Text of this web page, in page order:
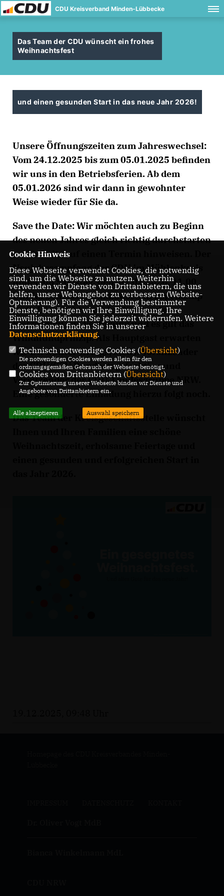
CDU Kreisverband Minden-Lübbecke
Das Team der CDU wünscht ein frohes
Weihnachtsfest
und einen gesunden Start in das neue Jahr 2026!
Unsere Öffnungszeiten zum Jahreswechsel:
Vom 24.12.2025 bis zum 05.01.2025 befinden
wir uns in den Betriebsferien. Ab dem
05.01.2026 sind wir dann in gewohnter
Weise wieder für Sie da.
Save the Date: Wir möchten auch zu Beginn
des neuen Jahres gleich richtig durchstarten
und bereits auf einen Termin hinweisen. Der
Neujahrsempfang der CDU im Mühlenkreis
findet am Samstag, dem 07.02.2026, 11.00
Uhr im Schlosss Benkhausen in Espelkamp
statt. Hier steht uns eine begrenzte
Platzanzahl zur Verfügung und es gilt das
Windhundprinzip. Als Hauptgast erwarten
wir Dr. Günter Krings, stellv. Vorsitzender
der CDU/CSU Bundestagsfraktion und
Vorsitzender der CDU-Landesgruppe NRW.
Eine gesonderte Einladung hierzu folgt noch.
Das Team der Kreisgeschäftsstelle wünscht
Cookie Hinweis
Diese Webseite verwendet Cookies, die notwendig
sind, um die Webseite zu nutzen. Weiterhin
verwenden wir Dienste von Drittanbietern, die uns
helfen, unser Webangebot zu verbessern (Website-
Optmierung). Für die Verwendung bestimmter
Dienste, benötigen wir Ihre Einwilligung. Ihre
Einwilligung können Sie jederzeit widerrufen. Weitere
Informationen finden Sie in unserer
Datenschutzerklärung.
Technisch notwendige Cookies (Übersicht)
Die notwendigen Cookies werden allein für den
ordnungsgemäßen Gebrauch der Webseite benötigt.
Cookies von Drittanbietern (Übersicht)
Zur Optimierung unserer Webseite binden wir Dienste und
Angebote von Drittanbietern ein.
Alle akzeptieren Auswahl speichern